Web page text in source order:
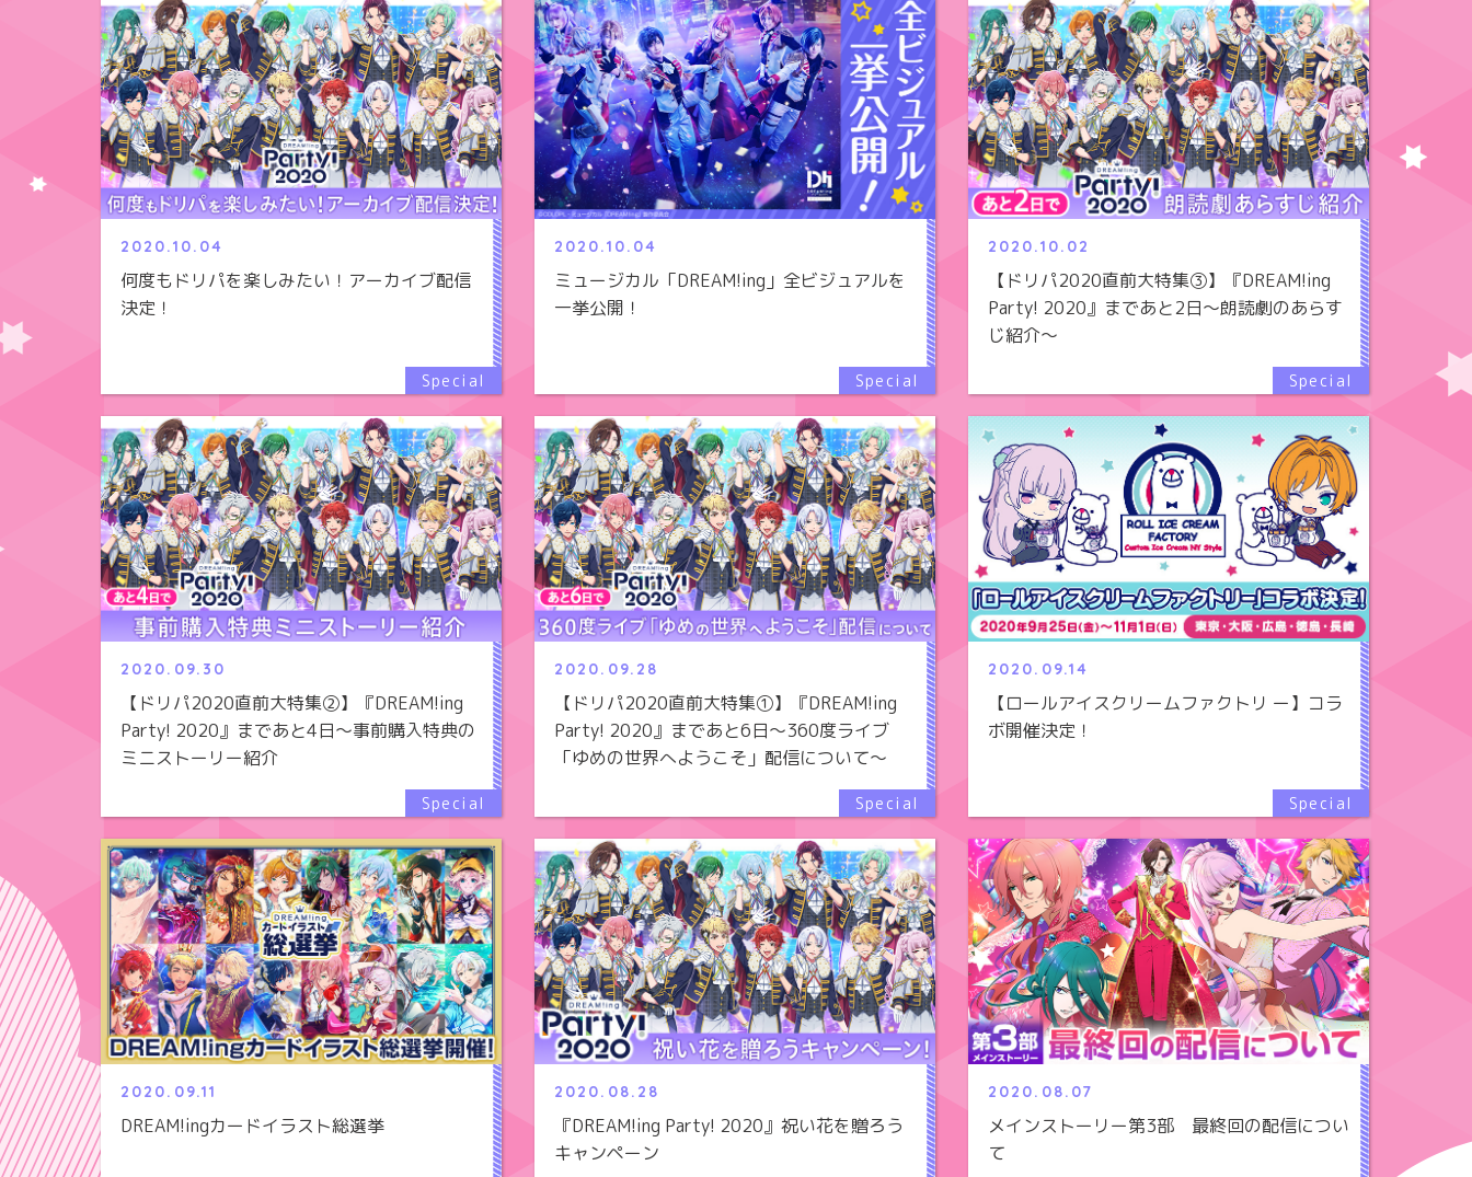
2020.10.04
何度もドリパを楽しみたい！アーカイブ配信
決定！
2020.10.04
ミュージカル「DREAM!ing」全ビジュアルを
一挙公開！
2020.10.02
【ドリパ2020直前大特集③】『DREAM!ing
Party! 2020』まであと2日～朗読劇のあらす
じ紹介～
2020.09.30
【ドリパ2020直前大特集②】『DREAM!ing
Party! 2020』まであと4日～事前購入特典の
ミニストーリー紹介
2020.09.28
【ドリパ2020直前大特集①】『DREAM!ing
Party! 2020』まであと6日～360度ライブ
「ゆめの世界へようこそ」配信について～
2020.09.14
【ロールアイスクリームファクトリ ー】コラ
ボ開催決定！
2020.09.11
DREAM!ingカードイラスト総選挙
2020.08.28
『DREAM!ing Party! 2020』祝い花を贈ろう
キャンペーン
2020.08.07
メインストーリー第3部 最終回の配信につい
て